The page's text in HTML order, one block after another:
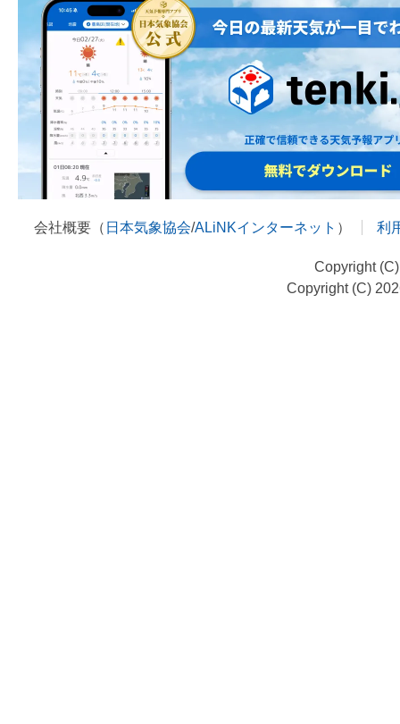
会社概要（ 日本気象協会/ALiNKインターネット ） 利
Copyright
Copyright (C)